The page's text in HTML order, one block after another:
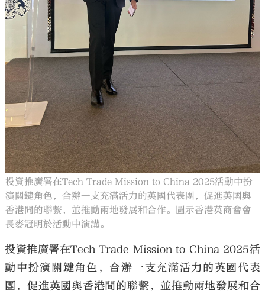
投資推廣署在Tech Trade Mission to China 2025活動中扮
演關鍵角色，合辦一支充滿活力的英國代表團，促進英國與
香港間的聯繫，並推動兩地發展和合作。圖示香港英商會會
長麥冠明於活動中演講。
投資推廣署在Tech Trade Mission to China 2025活
動中扮演關鍵角色，合辦一支充滿活力的英國代表
團，促進英國與香港間的聯繫，並推動兩地發展和合